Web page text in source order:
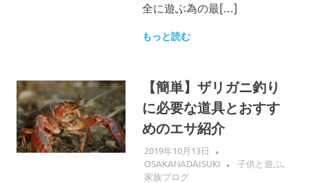
全に遊ぶ為の最[…]
もっと読む
【簡単】ザリガニ釣り
に必要な道具とおすす
めのエサ紹介
2019年10月13日
OSAKANADAISUKI
子供と遊ぶ,
家族ブログ